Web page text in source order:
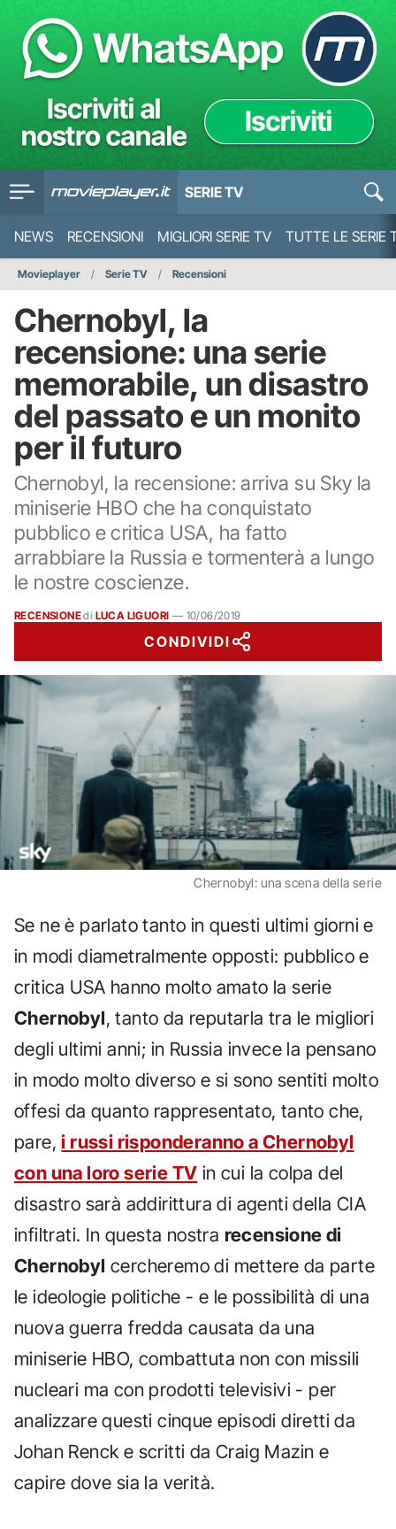
SERIE TV
NEWS RECENSIONI MIGLIORI SERIE TV TUTTE LE SERIE
Movieplayer Serie TV Recensioni
Chernobyl, la
recensione: una serie
memorabile, un disastro
del passato e un monito
per il futuro
Chernobyl, la recensione: arriva su Sky la
miniserie HBO che ha conquistato
pubblico e critica USA, ha fatto
arrabbiare la Russia e tormenterà a lungo
le nostre coscienze.
RECENSIONEdi LUCA LIGUORI — 10/06/2019
CONDIVIDI
Chernobyl: una scena della serie
Se ne è parlato tanto in questi ultimi giorni e
in modi diametralmente opposti: pubblico e
critica USA hanno molto amato la serie
Chernobyl, tanto da reputarla tra le migliori
degli ultimi anni; in Russia invece la pensano
in modo molto diverso e si sono sentiti molto
offesi da quanto rappresentato, tanto che,
pare,i russi risponderanno a Chernobyl
con una loro serie TV in cui la colpa del
disastro sarà addirittura di agenti della CIA
infiltrati. In questa nostra recensione di
Chernobyl cercheremo di mettere da parte
le ideologie politiche - e le possibilità di una
nuova guerra fredda causata da una
miniserie HBO, combattuta non con missili
nucleari ma con prodotti televisivi - per
analizzare questi cinque episodi diretti da
Johan Renck e scritti da Craig Mazin e
capire dove sia la verità.